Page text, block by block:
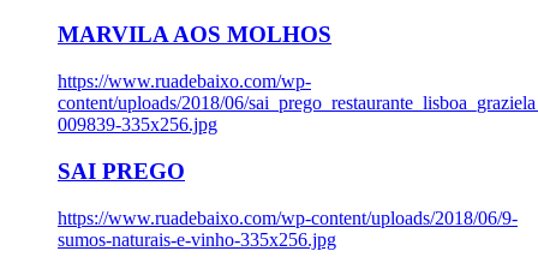
MARVILA AOS MOLHOS
https://www.ruadebaixo.com/wp-
content/uploads/2018/06/
009839-335x256.jpg
SAI PREGO
https://www.ruadebaixo.com/wp-content/uploads/2018/06/9-
sumos-naturais-e-vinho-335x256.jpg